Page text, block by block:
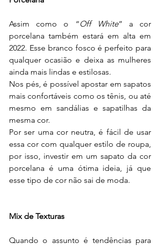
Assim como o “Off White” a cor
porcelana também estará em alta em
2022. Esse branco fosco é perfeito para
qualquer ocasião e deixa as mulheres
ainda mais lindas e estilosas.
Nos pés, é possível apostar em sapatos
mais confortáveis como os tênis, ou até
mesmo em sandálias e sapatilhas da
mesma cor.
Por ser uma cor neutra, é fácil de usar
essa cor com qualquer estilo de roupa,
por isso, investir em um sapato da cor
porcelana é uma ótima ideia, já que
esse tipo de cor não sai de moda.
Mix de Texturas
Quando o assunto é tendências para